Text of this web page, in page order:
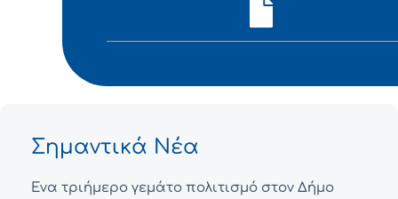
Σημαντικά Νέα
Ένα τριήμερο γεμάτο πολιτισμό στον Δήμο